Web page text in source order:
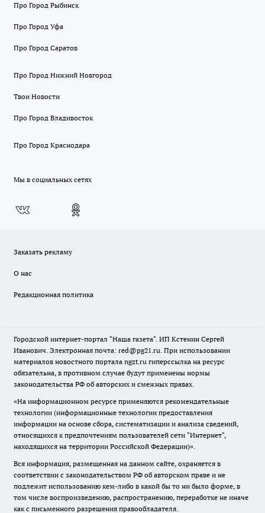
Про Город Рыбинск
Про Город Уфа
Про Город Саратов
Про Город Нижний Новгород
Твои Новости
Про Город Владивосток
Про Город Краснодара
Мы в социальных сетях
Заказать рекламу
О нас
Редакционная политика
Городской интернет-портал "Наша газета". ИП Кстенин Сергей
Иванович. Электронная почта: red@pg21.ru. При использовании
материалов новостного портала ngzt.ru гиперссылка на ресурс
обязательна, в противном случае будут применены нормы
законодательства РФ об авторских и смежных правах.
«На информационном ресурсе применяются рекомендательные
технологии (информационные технологии предоставления
информации на основе сбора, систематизации и анализа сведений,
относящихся к предпочтениям пользователей сети "Интернет",
находящихся на территории Российской Федерации)».
Вся информация, размещенная на данном сайте, охраняется в
соответствии с законодательством РФ об авторском праве и не
подлежит использованию кем-либо в какой бы то ни было форме, в
том числе воспроизведению, распространению, переработке не иначе
как с письменного разрешения правообладателя.